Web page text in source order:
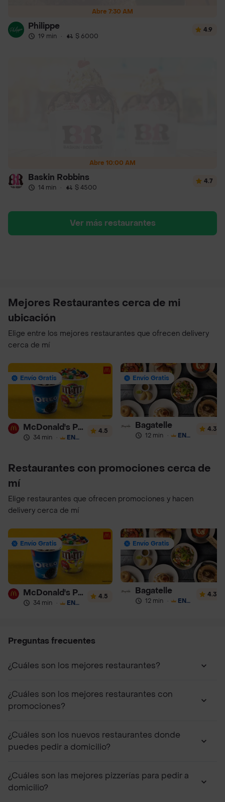
Abre 7:30 AM
Philippe
19 min · $ 6000
4.9
Abre 10:00 AM
Baskin Robbins
14 min · $ 4500
4.7
Ver más restaurantes
Mejores Restaurantes cerca de mi
ubicación
Elige entre los mejores restaurantes que ofrecen delivery
cerca de mí
Envío Gratis
McDonald's Postres
34 min · ENVÍO GRATIS
4.5
Envío Gratis
Bagatelle
12 min · ENVÍO GRATIS
4.3
Restaurantes con promociones cerca de
mí
Elige restaurantes que ofrecen promociones y hacen
delivery cerca de mí
Envío Gratis
McDonald's Postres
34 min · ENVÍO GRATIS
4.5
Envío Gratis
Bagatelle
12 min · ENVÍO GRATIS
4.3
Preguntas frecuentes
¿Cuáles son los mejores restaurantes?
¿Cuáles son los mejores restaurantes con
promociones?
¿Cuáles son los nuevos restaurantes donde
puedes pedir a domicilio?
¿Cuáles son las mejores pizzerías para pedir a
domicilio?